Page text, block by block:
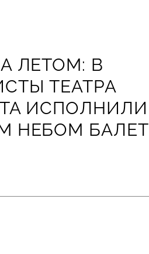
ЛЕТОМ: В
ТЕАТРА
ИСПОЛНИЛИ
НЕБОМ БАЛЕТ